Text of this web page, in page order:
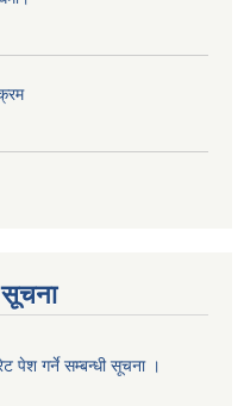
सूचना
पेश गर्ने सम्बन्धी सूचना ।